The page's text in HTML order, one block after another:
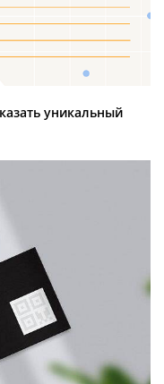
уникальный